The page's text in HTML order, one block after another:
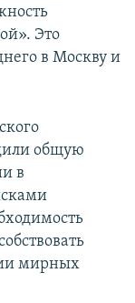
Это
в Москву и
общую
в
мирных